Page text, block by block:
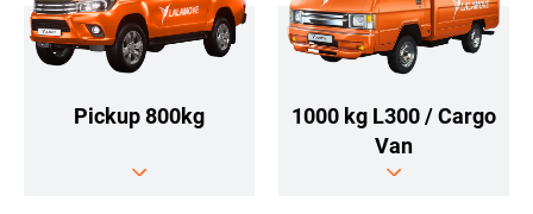
Pickup 800kg
1000 kg L300 / Cargo
Van